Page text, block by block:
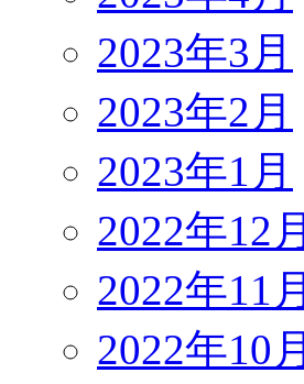
2023年3月
2023年2月
2023年1月
2022年12月
2022年11月
2022年10月